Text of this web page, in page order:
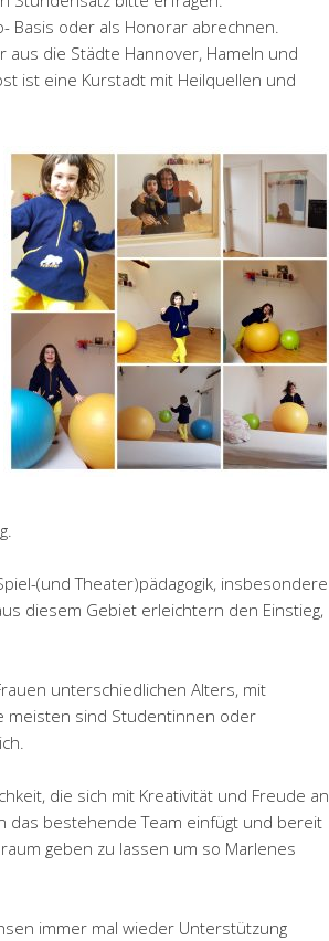
Basis oder als Honorar abrechnen.
aus die Städte Hannover, Hameln und
ist eine Kurstadt mit Heilquellen und
(und Theater)pädagogik, insbesondere
diesem Gebiet erleichtern den Einstieg,
unterschiedlichen Alters, mit
meisten sind Studentinnen oder
die sich mit Kreativität und Freude an
das bestehende Team einfügt und bereit
geben zu lassen um so Marlenes
immer mal wieder Unterstützung